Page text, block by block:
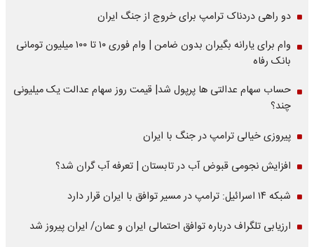
دو راهی دردناک ترامپ برای خروج از جنگ ایران
وام برای یارانه بگیران بدون ضامن | وام فوری ۱۰ تا ۱۰۰ میلیون تومانی
بانک رفاه
حساب سهام عدالتی ها پرپول شد| قیمت روز سهام عدالت یک میلیونی
چند؟
پیروزی خیالی ترامپ در جنگ با ایران
افزایش نجومی قبوض آب در تابستان | تعرفه آب گران شد؟
شبکه ۱۴ اسرائیل: ترامپ در مسیر توافق با ایران قرار دارد
ارزیابی تلگراف درباره توافق احتمالی ایران و عمان/ ایران پیروز شد